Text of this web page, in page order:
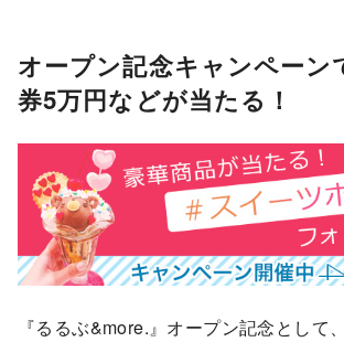
オープン記念キャンペーン
券5万円などが当たる！
『るるぶ&more.』オープン記念として